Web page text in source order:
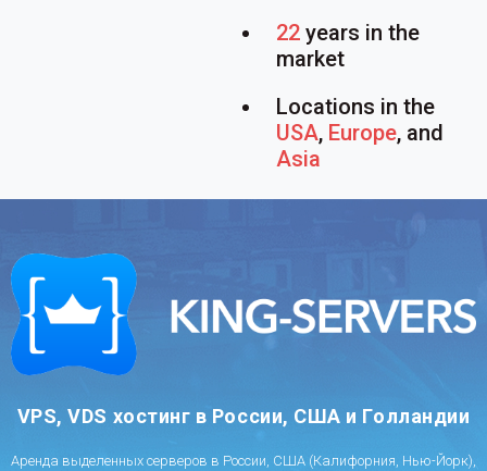
22 years in the
market
Locations in the
USA, Europe, and
Asia
VPS, VDS хостинг в России, США и Голландии
Аренда выделенных серверов в России, США (Калифорния, Нью-Йорк),